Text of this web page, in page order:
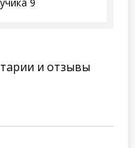
и отзывы